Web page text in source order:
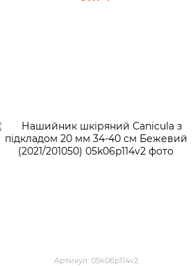
Артикул: 05k06p114v2